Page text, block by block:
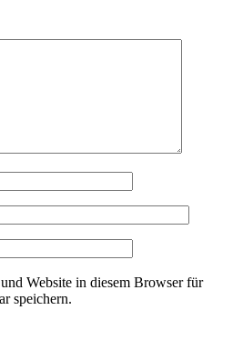
Website in diesem Browser für
speichern.